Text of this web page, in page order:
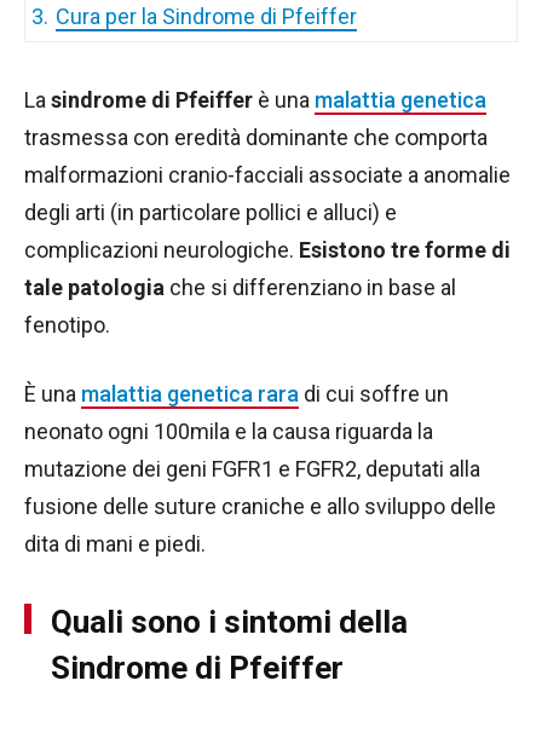
3. Cura per la Sindrome di Pfeiffer
La sindrome di Pfeiffer è una malattia genetica
trasmessa con eredità dominante che comporta
malformazioni cranio-facciali associate a anomalie
degli arti (in particolare pollici e alluci) e
complicazioni neurologiche. Esistono tre forme di
tale patologia che si differenziano in base al
fenotipo.
È una malattia genetica rara di cui soffre un
neonato ogni 100mila e la causa riguarda la
mutazione dei geni FGFR1 e FGFR2, deputati alla
fusione delle suture craniche e allo sviluppo delle
dita di mani e piedi.
Quali sono i sintomi della
Sindrome di Pfeiffer